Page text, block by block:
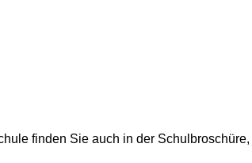
finden Sie auch in der